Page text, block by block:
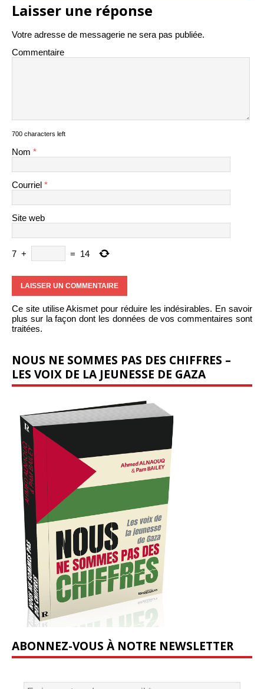
Laisser une réponse
Votre adresse de messagerie ne sera pas publiée.
Commentaire
700 characters left
Nom *
Courriel *
Site web
7 + = 14
Ce site utilise Akismet pour réduire les indésirables. En savoir
plus sur la façon dont les données de vos commentaires sont
traitées.
NOUS NE SOMMES PAS DES CHIFFRES –
LES VOIX DE LA JEUNESSE DE GAZA
ABONNEZ-VOUS À NOTRE NEWSLETTER